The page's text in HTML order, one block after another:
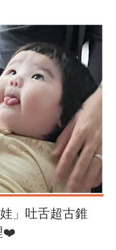
娃」吐舌超古錐
❤️